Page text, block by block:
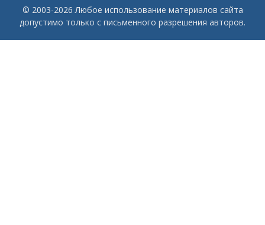
© 2003-2026 Любое использование материалов сайта
допустимо только с письменного разрешения авторов.